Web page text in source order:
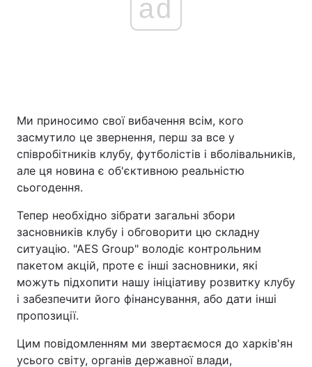
ad
Ми приносимо свої вибачення всім, кого
засмутило це звернення, перш за все у
співробітників клубу, футболістів і вболівальників,
але ця новина є об'єктивною реальністю
сьогодення.
Тепер необхідно зібрати загальні збори
засновників клубу і обговорити цю складну
ситуацію. "АЕЅ Group" володіє контрольним
пакетом акцій, проте є інші засновники, які
можуть підхопити нашу ініціативу розвитку клубу
і забезпечити його фінансування, або дати інші
пропозиції.
Цим повідомленням ми звертаємося до харків'ян
усього світу, органів державної влади,